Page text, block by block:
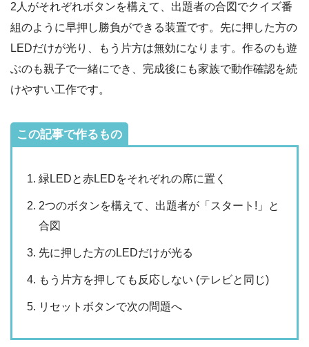
2人がそれぞれボタンを構えて、出題者の合図でクイズ番
組のように早押し勝負ができる装置です。先に押した方の
LEDだけが光り、もう片方は無効になります。作るのも遊
ぶのも親子で一緒にでき、完成後にも家族で動作確認を続
けやすい工作です。
この記事で作るもの
緑LEDと赤LEDをそれぞれの席に置く
2つのボタンを構えて、出題者が「スタート!」と
合図
先に押した方のLEDだけが光る
もう片方を押しても反応しない (テレビと同じ)
リセットボタンで次の問題へ